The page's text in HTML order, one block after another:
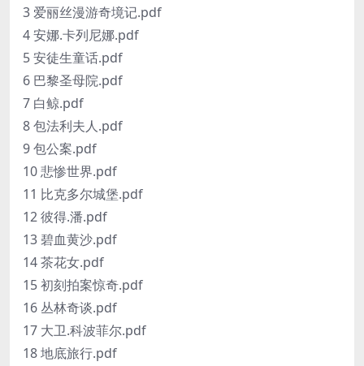
3 爱丽丝漫游奇境记.pdf
4 安娜.卡列尼娜.pdf
5 安徒生童话.pdf
6 巴黎圣母院.pdf
7 白鲸.pdf
8 包法利夫人.pdf
9 包公案.pdf
10 悲惨世界.pdf
11 比克多尔城堡.pdf
12 彼得.潘.pdf
13 碧血黄沙.pdf
14 茶花女.pdf
15 初刻拍案惊奇.pdf
16 丛林奇谈.pdf
17 大卫.科波菲尔.pdf
18 地底旅行.pdf